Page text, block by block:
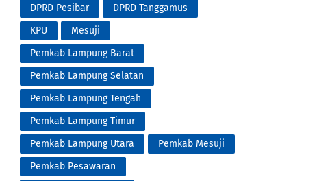
DPRD Pesibar
DPRD Tanggamus
KPU
Mesuji
Pemkab Lampung Barat
Pemkab Lampung Selatan
Pemkab Lampung Tengah
Pemkab Lampung Timur
Pemkab Lampung Utara
Pemkab Mesuji
Pemkab Pesawaran